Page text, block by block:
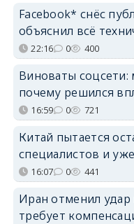
Facebook* снёс
объяснил всё
22:16 0 400
Виноваты соцсети:
почему решился
16:59 0 721
Китай пытается
специалистов и
16:07 0 441
Иран отменил удар
требует